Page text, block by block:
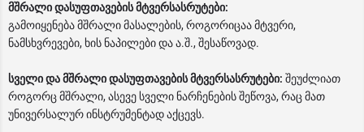
მშრალი დასუფთავების მტვერსასრუტები:
გამოიყენება მშრალი მასალების, როგორიცაა მტვერი,
ნამსხვრევები, ხის ნაპილები და ა.შ., შესაწოვად.
სველი და მშრალი დასუფთავების მტვერსასრუტები: შეუძლიათ
როგორც მშრალი, ასევე სველი ნარჩენების შეწოვა, რაც მათ
უნივერსალურ ინსტრუმენტად აქცევს.